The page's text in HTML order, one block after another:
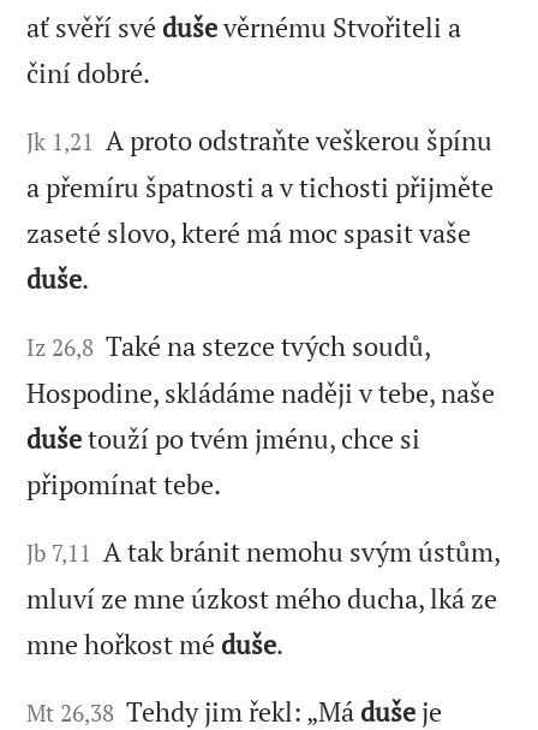
ať svěří své duševěrnému Stvořiteli a
činí dobré.
Jk 1,21 A proto odstraňte veškerou špínu
a přemíru špatnosti a v tichosti přijměte
zaseté slovo, které má moc spasit vaše
duše.
Iz 26,8 Také na stezce tvých soudů,
Hospodine, skládáme naději v tebe, naše
dušetouží po tvém jménu, chce si
připomínat tebe.
Jb 7,11 A tak bránit nemohu svým ústům,
mluví ze mne úzkost mého ducha, lká ze
mne hořkost mé duše.
Mt 26,38 Tehdy jim řekl: „Má duše je